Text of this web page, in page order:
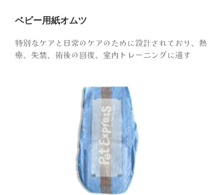
ベビー用紙オムツ
特別なケアと日常のケアのために設計されており、熱
療、失禁、術後の回復、室内トレーニングに適す